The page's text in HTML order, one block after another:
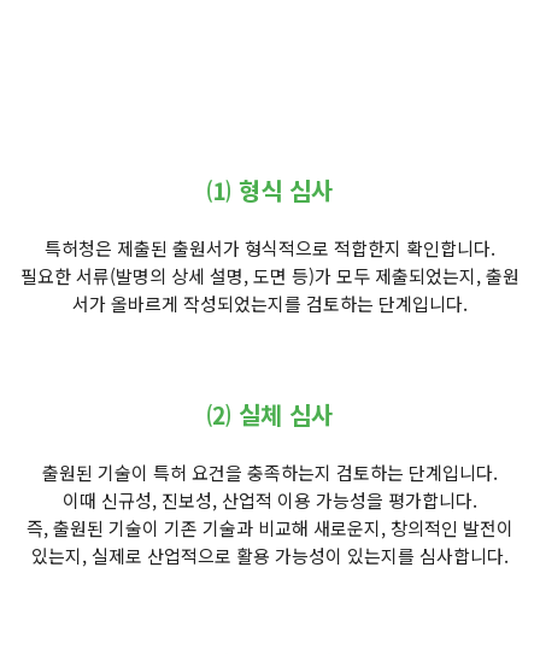
⑴ 형식 심사
특허청은 제출된 출원서가 형식적으로 적합한지 확인합니다.
필요한 서류(발명의 상세 설명, 도면 등)가 모두 제출되었는지, 출원
서가 올바르게 작성되었는지를 검토하는 단계입니다.
⑵ 실체 심사
출원된 기술이 특허 요건을 충족하는지 검토하는 단계입니다.
이때 신규성, 진보성, 산업적 이용 가능성을 평가합니다.
즉, 출원된 기술이 기존 기술과 비교해 새로운지, 창의적인 발전이
있는지, 실제로 산업적으로 활용 가능성이 있는지를 심사합니다.